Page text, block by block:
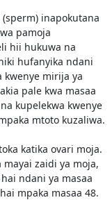
inapokutana
pamoja
hii hukuwa na
hufanyika ndani
kwenye mirija ya
pale kwa masaa
kupelekwa kwenye
mtoto kuzaliwa.
katika ovari moja.
zaidi ya moja,
ndani ya masaa
mpaka masaa 48.